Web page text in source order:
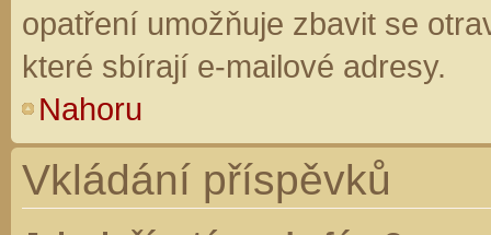
opatření umožňuje zbavit se
které sbírají e-mailové adresy.
Nahoru
Vkládání příspěvků